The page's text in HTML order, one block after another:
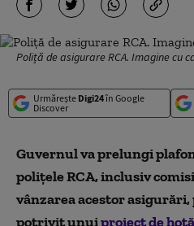
Poliță de asigurare RCA. Imagine cu
Urmărește Digi24în Google
Discover
Guvernul va prelungi
polițele RCA, inclusiv
vânzarea acestor asigurări,
potrivit unuiproiect de